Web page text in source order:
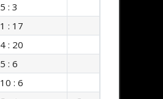
5 : 3
1 : 17
4 : 20
5 : 6
10 : 6